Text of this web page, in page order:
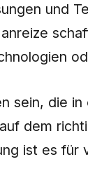
und
sein, die
dem
ist es